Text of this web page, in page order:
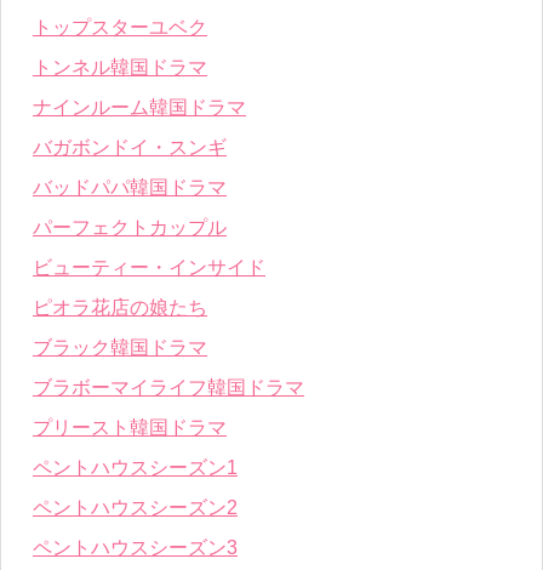
トップスターユベク
トンネル韓国ドラマ
ナインルーム韓国ドラマ
バガボンドイ・スンギ
バッドパパ韓国ドラマ
パーフェクトカップル
ビューティー・インサイド
ピオラ花店の娘たち
ブラック韓国ドラマ
ブラボーマイライフ韓国ドラマ
プリースト韓国ドラマ
ペントハウスシーズン1
ペントハウスシーズン2
ペントハウスシーズン3